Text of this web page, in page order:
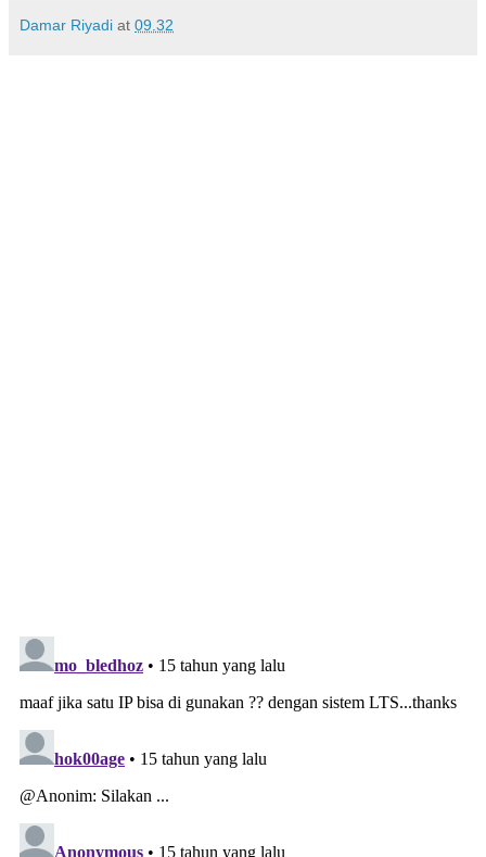
Damar Riyadi at 09.32